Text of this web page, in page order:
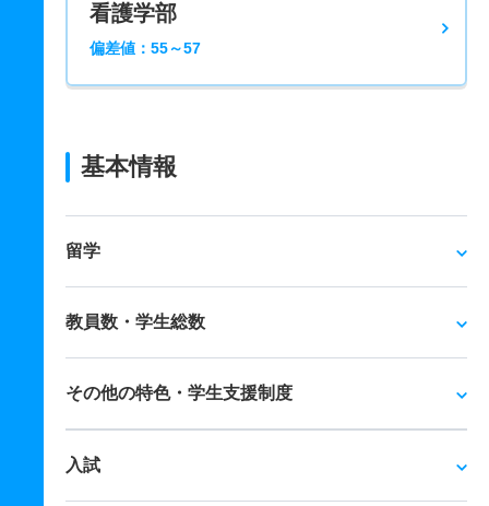
看護学部
偏差値：55～57
基本情報
留学
教員数・学生総数
その他の特色・学生支援制度
入試